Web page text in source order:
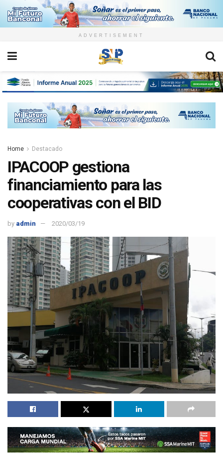
ADVERTISEMENT
Home Destacado
IPACOOP gestiona
financiamiento para las
cooperativas con el BID
by admin 2020/03/19